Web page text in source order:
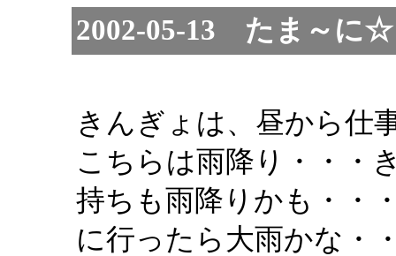
2002-05-13 たま～
きんぎょは、昼から仕
こちらは雨降り・・・
持ちも雨降りかも・・
に行ったら大雨かな・